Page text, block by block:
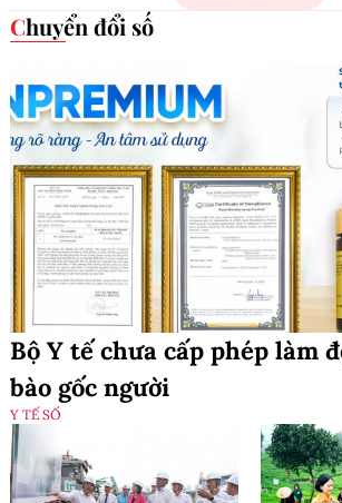
Chuyển đổi số
Bộ Y tế chưa cấp phép làm
bào gốc người
Y TẾ SỐ